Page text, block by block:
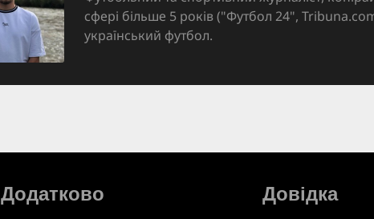
сфері більше 5 років ("Футбол 24", Tribuna.com
український футбол.
Додатково Довідка